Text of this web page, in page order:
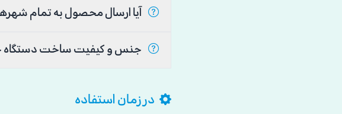
آیا ارسال محصول به تمام شهرها امکان‌پذیر است؟
در زمان استفاده